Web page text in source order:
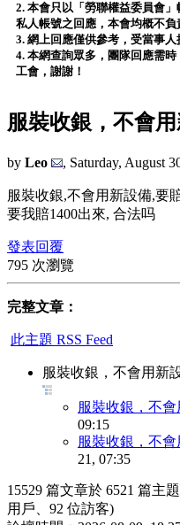
2. 本會只以「勞聯權益委員會
私人帳號之回應，本會均概不負
3. 網上回應僅供參考，受當事人
4. 本網查詢眾多，團隊回應需
工會，謝謝！
服裝收銀，不會
by Leo , Saturday, August
服裝收銀,不會用新設備,要
要我賠1400出來, 合法吗
發表回覆
795 次瀏覽
完整文章：
此主題 RSS Feed
服裝收銀，不會用新
服裝收銀，不
09:15
服裝收銀，不
21, 07:35
15529 篇文章於 6521 篇主
用戶、92 位訪客)